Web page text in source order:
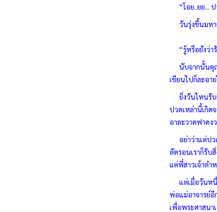
“โอย..ยย...
วันรุ่งขึ้นมหา
“รู้หรือยังว่ารั
นับจากนั้นคุณ
เขียนไปก็ละอา
ยิ่งวันไหนรับแ
ปวดเหล่านี้เกิด
อาละวาดฟาด
อย่าว่าแต่ปวด
ตัดรอนเราก็รับ
แค่พี่สาวเจ้าตำ
แต่เมื่อวันหนึ่
พ่อแม่อาจารย์อี
เพื่อพระศาสนา